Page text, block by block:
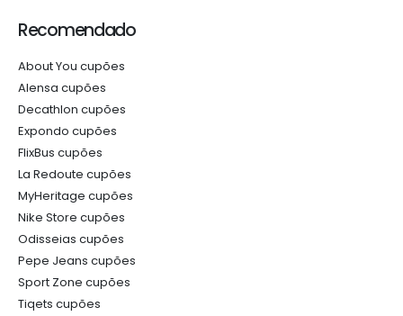
Recomendado
About You cupões
Alensa cupões
Decathlon cupões
Expondo cupões
FlixBus cupões
La Redoute cupões
MyHeritage cupões
Nike Store cupões
Odisseias cupões
Pepe Jeans cupões
Sport Zone cupões
Tiqets cupões